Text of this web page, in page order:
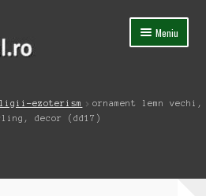
Meniu
ezoterism
ornament lemn vechi,
decor (dd17)